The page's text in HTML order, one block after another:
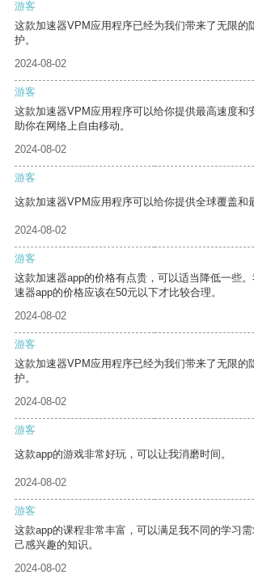
游客
这款加速器VPM应用程序已经为我们带来了无限的
护。
2024-08-02
游客
这款加速器VPM应用程序可以给你提供最高速度和
助你在网络上自由移动。
2024-08-02
游客
这款加速器VPM应用程序可以给你提供全球覆盖和
2024-08-02
游客
这款加速器app的价格有点贵，可以适当降低一些
速器app的价格应该在50元以下才比较合理。
2024-08-02
游客
这款加速器VPM应用程序已经为我们带来了无限的
护。
2024-08-02
游客
这款app的游戏非常好玩，可以让我消磨时间。
2024-08-02
游客
这款app的课程非常丰富，可以满足我不同的学习
己感兴趣的知识。
2024-08-02